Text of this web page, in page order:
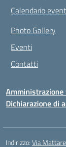
Calendario
Photo Gallery
Eventi
Contatti
Dichiarazione di
Indirizzo:Via